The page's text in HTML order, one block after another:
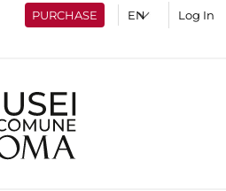
PURCHASE Log In